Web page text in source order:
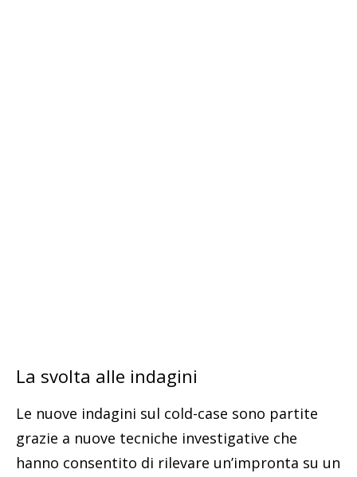
La svolta alle indagini
Le nuove indagini sul cold-case sono partite
grazie a nuove tecniche investigative che
hanno consentito di rilevare un’impronta su un